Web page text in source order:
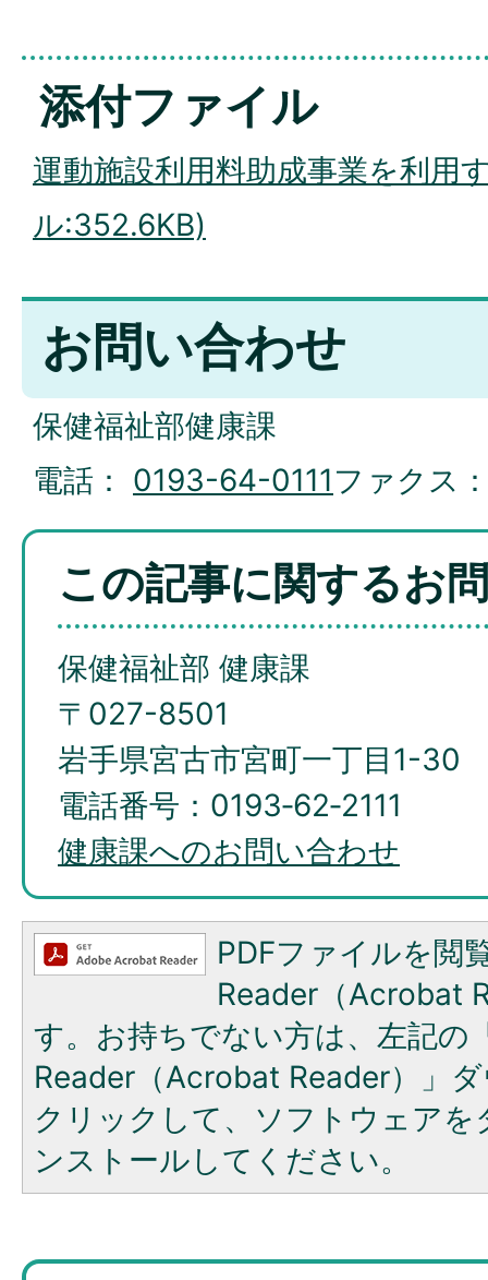
添付ファイル
運動施設利用料助成事業を利用
ル:352.6KB)
お問い合わせ
保健福祉部健康課
電話： 0193-64-0111ファクス
この記事に関するお
保健福祉部 健康課
〒027-8501
岩手県宮古市宮町一丁目1-30
電話番号：0193‐62‐2111
健康課へのお問い合わせ
PDFファイルを閲
Reader（Acrobat
す。お持ちでない方は、左記の
Reader（Acrobat Reader）」
クリックして、ソフトウェア
ンストールしてください。